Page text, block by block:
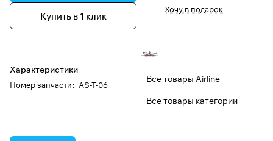
Купить в 1 клик
Характеристики
Номер запчасти: AS-T-06
Хочу в подарок
Все товары Airline
Все товары категории